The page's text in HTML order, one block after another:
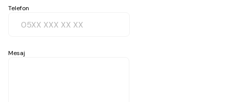
Telefon
Mesaj